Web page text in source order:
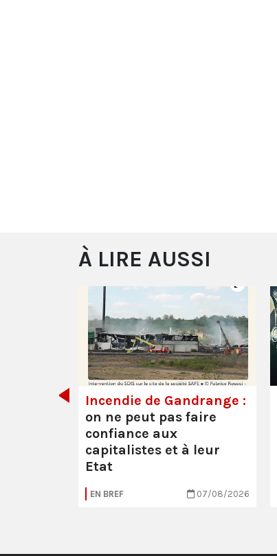
À LIRE AUSSI
Incendie de Gandrange :
on ne peut pas faire
confiance aux
capitalistes et à leur
Etat
EN BREF 07/08/2026